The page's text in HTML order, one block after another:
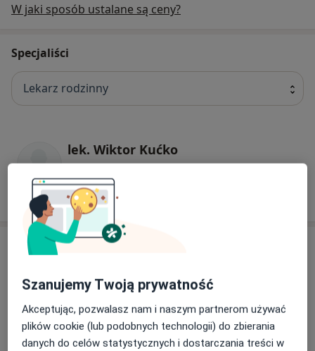
W jaki sposób ustalane są ceny?
Specjaliści
Lekarz rodzinny
lek. Wiktor Kućko
Pediatra, Lekarz rodzinny
Adres
Powiększ mapę
Szanujemy Twoją prywatność
Akceptując, pozwalasz nam i naszym partnerom używać
plików cookie (lub podobnych technologii) do zbierania
danych do celów statystycznych i dostarczania treści w